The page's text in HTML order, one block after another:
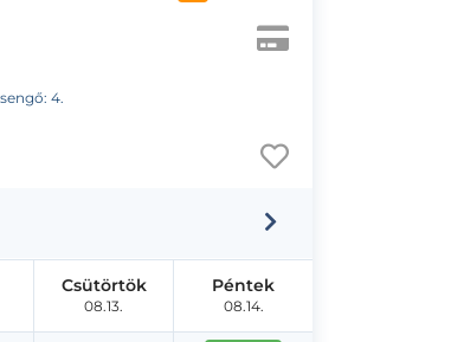
4.
Csütörtök
08.13.
Péntek
08.14.